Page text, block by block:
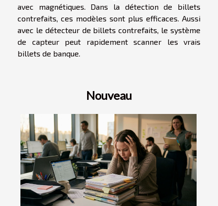
avec magnétiques. Dans la détection de billets
contrefaits, ces modèles sont plus efficaces. Aussi
avec le détecteur de billets contrefaits, le système
de capteur peut rapidement scanner les vrais
billets de banque.
Nouveau